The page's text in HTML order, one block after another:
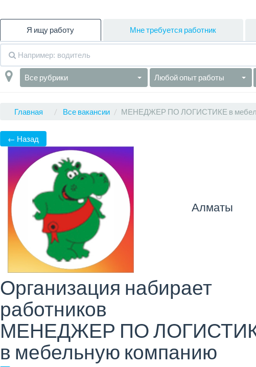
Я ищу работу Мне требуется работник
Все рубрики Любой опыт работы
Главная Все вакансии МЕНЕДЖЕР ПО ЛОГИСТИКЕ в
← Назад
Алматы
Организация набирает
работников
МЕНЕДЖЕР ПО
в мебельную компанию